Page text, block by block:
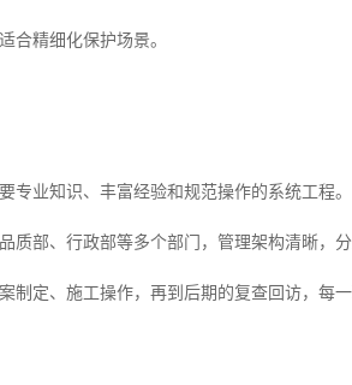
合精细化保护场景。
专业知识、丰富经验和规范操作的系统工程。
质部、行政部等多个部门，管理架构清晰，分
制定、施工操作，再到后期的复查回访，每